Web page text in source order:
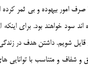
امور بيهوده و بي ثمر
سود خواهند بود. براي
شويم. داشتن هدف در
و شفاف و متناسب با توانايي